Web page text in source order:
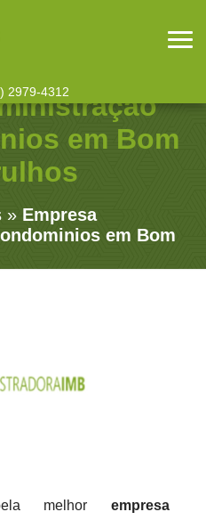
2979-4312
em Bom
» Empresa
em Bom
melhor empresa